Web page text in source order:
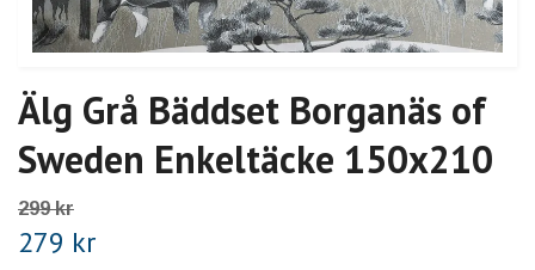
Älg Grå Bäddset Borganäs of
Sweden Enkeltäcke 150x210
299 kr
279 kr